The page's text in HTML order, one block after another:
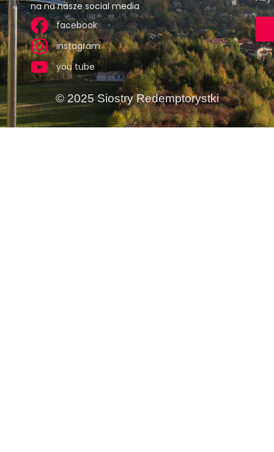
na na nasze social media
facebook
instagram
you tube
© 2025 Siostry Redemptorystki